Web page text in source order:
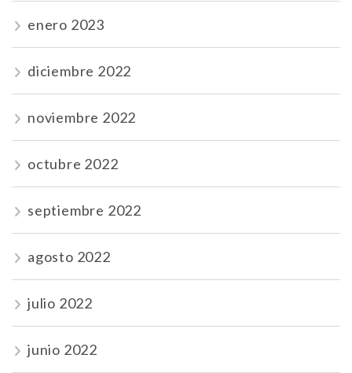
enero 2023
diciembre 2022
noviembre 2022
octubre 2022
septiembre 2022
agosto 2022
julio 2022
junio 2022